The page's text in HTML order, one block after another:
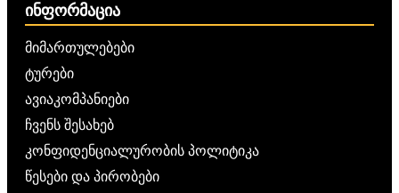
ᲘᲜᲤᲝᲠᲛᲐᲪᲘᲐ
მიმართულებები
ტურები
ავიაკომპანიები
ჩვენს შესახებ
კონფიდენციალურობის პოლიტიკა
წესები და პირობები